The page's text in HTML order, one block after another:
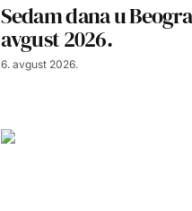
Sedam dana u
avgust 2026.
6. avgust 2026.